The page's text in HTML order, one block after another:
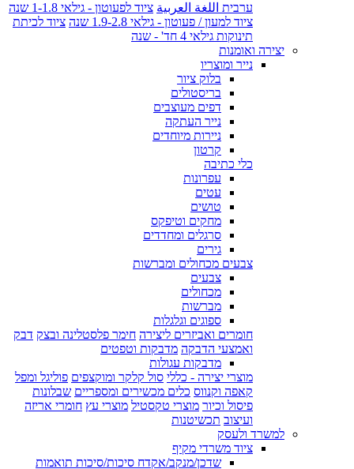
ערבית اللغة العربية ציוד לפעוטון - גילאי 1-1.8 שנה
ציוד למעון / פעוטון - גילאי 1.9-2.8 שנה
ציוד לכיתת
תינוקות גילאי 4 חד' - שנה
יצירה ואומנות
נייר ומוצריו
בלוק ציור
בריסטולים
דפים מעוצבים
נייר העתקה
ניירות מיוחדים
קרטון
כלי כתיבה
עפרונות
עטים
טושים
מחקים וטיפקס
סרגלים ומחדדים
גירים
צבעים מכחולים ומברשות
צבעים
מכחולים
מברשות
ספוגים וגלגלות
חומרים ואביזרים ליצירה חימר פלסטלינה ובצק דבק
ואמצעי הדבקה מדבקות וטפטים
מדבקות עגולות
מוצרי יצירה - כללי סול קלקר ומוקצפים פוליגל ומפל
קאפה וקנווס כלים מכשירים ומספריים שבלונות
פיסול וכיור מוצרי טקסטיל מוצרי עץ חומרי אריזה
ועיצוב תכשיטנות
למשרד ולעסק
ציוד משרדי מקיף
שדכן/מנקב/אקדח סיכות/סיכות תואמות